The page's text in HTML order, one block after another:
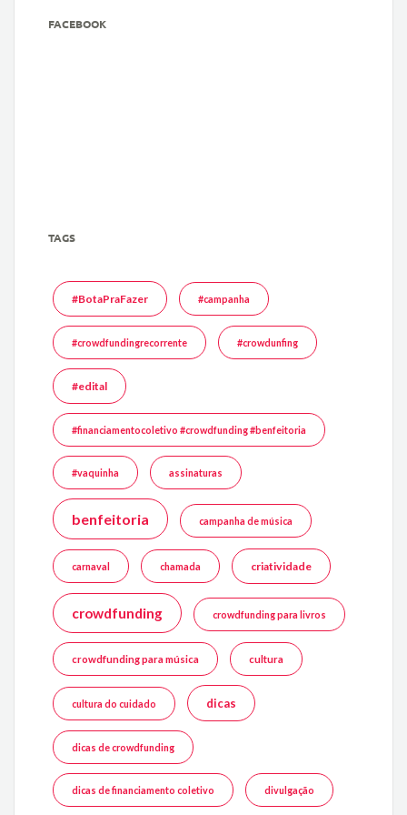
FACEBOOK
TAGS
#BotaPraFazer #campanha
#crowdfundingrecorrente #crowdunfing
#edital
#financiamentocoletivo #crowdfunding #benfeitoria
#vaquinha assinaturas
benfeitoria campanha de música
carnaval chamada criatividade
crowdfunding crowdfunding para livros
crowdfunding para música cultura
cultura do cuidado dicas
dicas de crowdfunding
dicas de financiamento coletivo divulgação